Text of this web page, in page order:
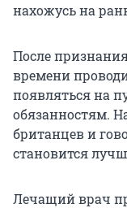
нахожусь на
После
времени
появляться на
обязанностям.
британцев и
становится
Лечащий врач